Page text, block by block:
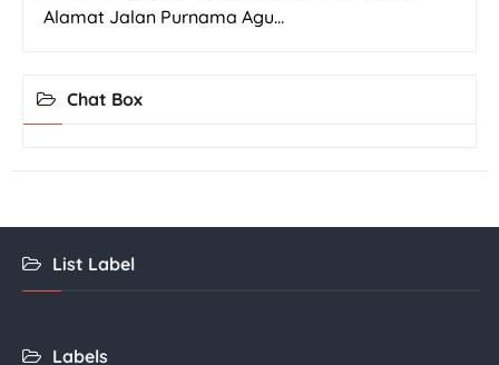
Alamat Jalan Purnama Agu...
Chat Box
List Label
Labels